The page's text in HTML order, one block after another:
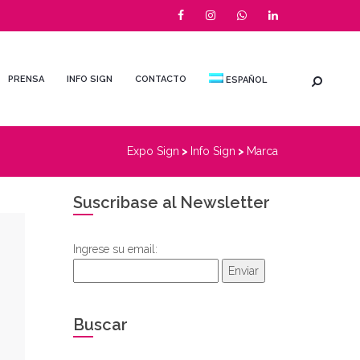
PRENSA INFO SIGN CONTACTO ESPAÑOL
Expo Sign > Info Sign > Marca
Suscribase al Newsletter
Ingrese su email:
Enviar
Buscar